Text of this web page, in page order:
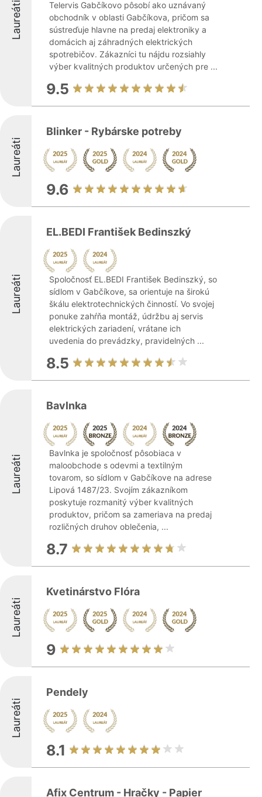
Laureáti
Telervis Gabčíkovo pôsobí ako uznávaný
obchodník v oblasti Gabčíkova, pričom sa
sústreďuje hlavne na predaj elektroniky a
domácich aj záhradných elektrických
spotrebičov. Zákazníci tu nájdu rozsiahly
výber kvalitných produktov určených pre ...
9.5
Laureáti
Blinker - Rybárske potreby
9.6
Laureáti
EL.BEDI František Bedinszký
Spoločnosť EL.BEDI František Bedinszký, so
sídlom v Gabčíkove, sa orientuje na širokú
škálu elektrotechnických činností. Vo svojej
ponuke zahŕňa montáž, údržbu aj servis
elektrických zariadení, vrátane ich
uvedenia do prevádzky, pravidelných ...
8.5
Laureáti
Bavlnka
Bavlnka je spoločnosť pôsobiaca v
maloobchode s odevmi a textilným
tovarom, so sídlom v Gabčíkove na adrese
Lipová 1487/23. Svojím zákazníkom
poskytuje rozmanitý výber kvalitných
produktov, pričom sa zameriava na predaj
rozličných druhov oblečenia, ...
8.7
Laureáti
Kvetinárstvo Flóra
9
Laureáti
Pendely
8.1
Afix Centrum - Hračky - Papier